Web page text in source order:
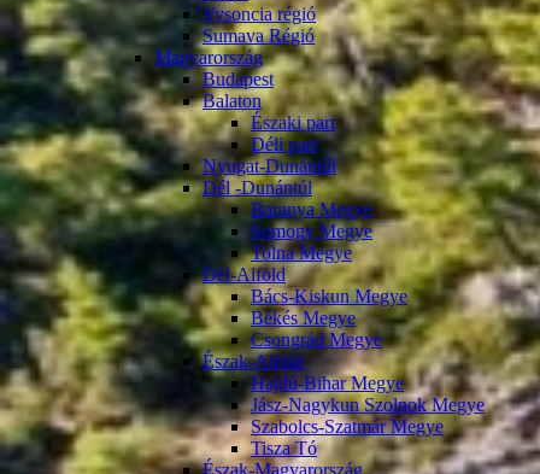
Vysoncia régió
Sumava Régió
Magyarország
Budapest
Balaton
Északi part
Déli part
Nyugat-Dunántúl
Dél -Dunántúl
Baranya Megye
Somogy Megye
Tolna Megye
Dél-Alföld
Bács-Kiskun Megye
Békés Megye
Csongrád Megye
Észak-Alföld
Hajdú-Bihar Megye
Jász-Nagykun Szolnok Megye
Szabolcs-Szatmár Megye
Tisza Tó
Észak-Magyarország